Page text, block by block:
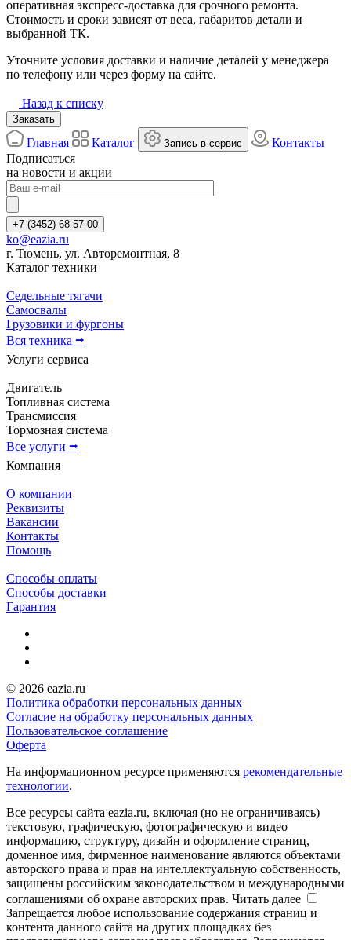
оперативная экспресс-доставка для срочного ремонта.
Стоимость и сроки зависят от веса, габаритов детали и
выбранной ТК.
Уточните условия доставки и наличие деталей у менеджера
по телефону или через форму на сайте.
Назад к списку
Заказать
Главная Каталог Запись в сервис
Контакты
Подписаться
на новости и акции
+7 (3452) 68-57-00
ko@eazia.ru
г. Тюмень, ул. Авторемонтная, 8
Каталог техники
Седельные тягачи
Самосвалы
Грузовики и фургоны
Вся техника ⭢
Услуги сервиса
Двигатель
Топливная система
Трансмиссия
Тормозная система
Все услуги ⭢
Компания
О компании
Реквизиты
Вакансии
Контакты
Помощь
Способы оплаты
Способы доставки
Гарантия
© 2026 eazia.ru
Политика обработки персональных данных
Согласие на обработку персональных данных
Пользовательское соглашение
Оферта
На информационном ресурсе применяются рекомендательные
технологии.
Все ресурсы сайта eazia.ru, включая (но не ограничиваясь)
текстовую, графическую, фотографическую и видео
информацию, структуру, дизайн и оформление страниц,
доменное имя, фирменное наименование являются объектами
авторского права и прав на интеллектуальную собственность,
защищены российским законодательством и международными
соглашениями об охране авторских прав. Читать далее
Запрещается любое использование содержания страниц и
контента данного сайта на других площадках без